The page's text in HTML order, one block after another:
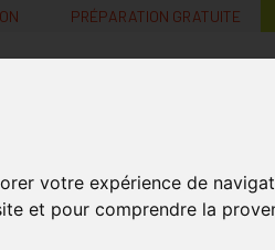
votre expérience de
et pour comprendre la
PRÉPARATION GRATUITE
Soins Bébé et
Grossesse
Médecines
naturelles